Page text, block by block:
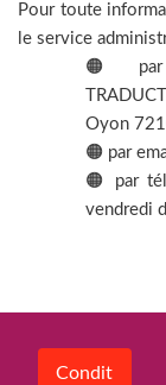
Pour toute
le service
🟠 par
Oyon
🟠 par
🟠 par
vendredi
Condit